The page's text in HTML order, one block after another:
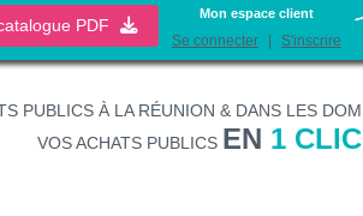
PDF
Mon espace client
Se connecter S'inscrire
PUBLICS À LA RÉUNION & DANS LES DOM
VOS ACHATS PUBLICS EN 1 CLIC